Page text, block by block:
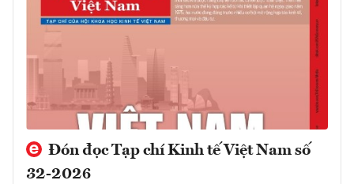
Đón đọc Tạp chí Kinh tế Việt Nam số
32-2026